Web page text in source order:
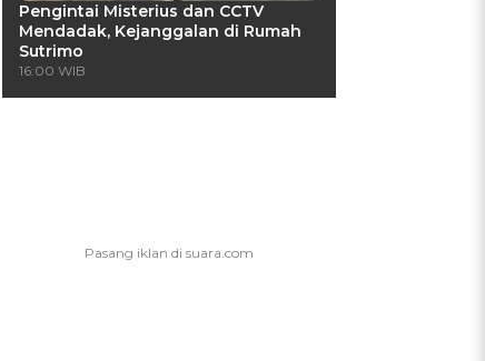
Pengintai Misterius dan CCTV
Mendadak, Kejanggalan di Rumah
Sutrimo
16:00 WIB